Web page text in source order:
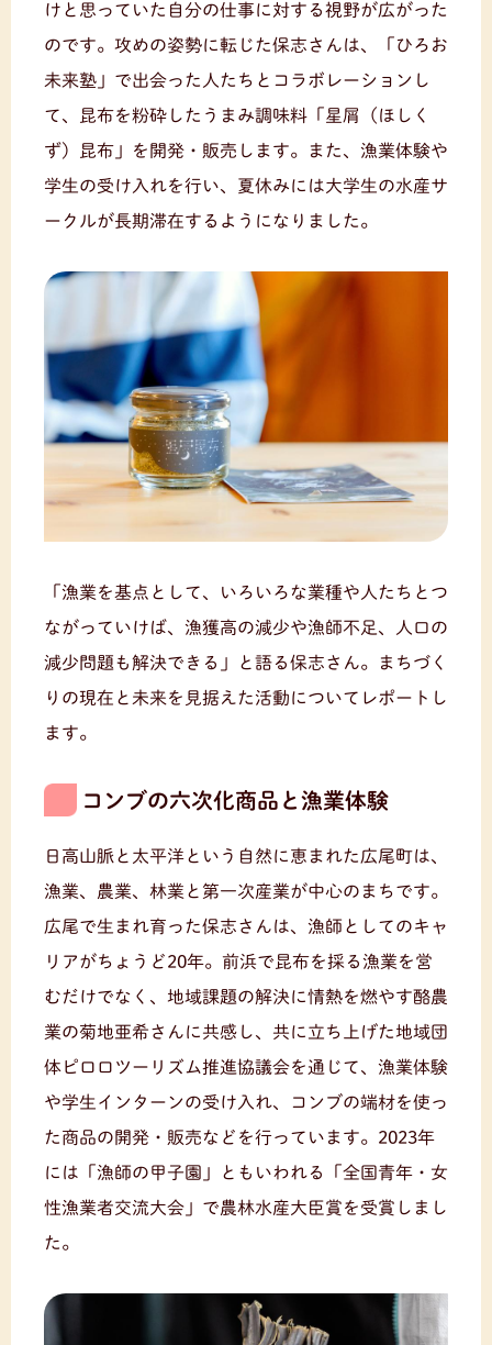
けと思っていた自分の仕事に対する視野が広がった
のです。攻めの姿勢に転じた保志さんは、「ひろお
未来塾」で出会った人たちとコラボレーションし
て、昆布を粉砕したうまみ調味料「星屑（ほしく
ず）昆布」を開発・販売します。また、漁業体験や
学生の受け入れを行い、夏休みには大学生の水産サ
ークルが長期滞在するようになりました。
「漁業を基点として、いろいろな業種や人たちとつ
ながっていけば、漁獲高の減少や漁師不足、人口の
減少問題も解決できる」と語る保志さん。まちづく
りの現在と未来を見据えた活動についてレポートし
ます。
コンブの六次化商品と漁業体験
日高山脈と太平洋という自然に恵まれた広尾町は、
漁業、農業、林業と第一次産業が中心のまちです。
広尾で生まれ育った保志さんは、漁師としてのキャ
リアがちょうど20年。前浜で昆布を採る漁業を営
むだけでなく、地域課題の解決に情熱を燃やす酪農
業の菊地亜希さんに共感し、共に立ち上げた地域団
体ピロロツーリズム推進協議会を通じて、漁業体験
や学生インターンの受け入れ、コンブの端材を使っ
た商品の開発・販売などを行っています。2023年
には「漁師の甲子園」ともいわれる「全国青年・女
性漁業者交流大会」で農林水産大臣賞を受賞しまし
た。